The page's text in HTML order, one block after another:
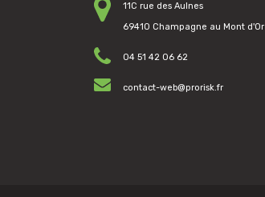
11C rue des Aulnes
69410 Champagne au Mont d'Or
04 51 42 06 62
contact-web@prorisk.fr